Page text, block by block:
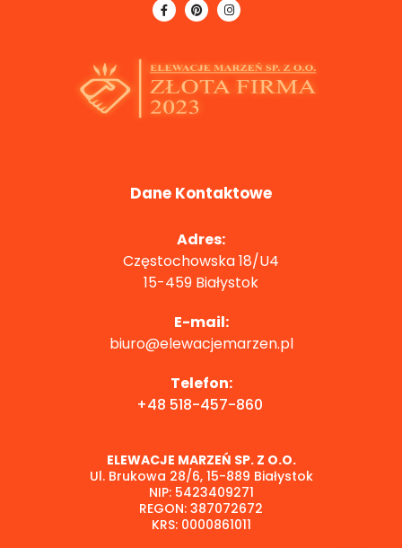
Dane Kontaktowe
Adres:
Częstochowska 18/U4
15-459 Białystok
E-mail:
biuro@elewacjemarzen.pl
Telefon:
+48 518-457-860
ELEWACJE MARZEŃ SP. Z O.O.
Ul. Brukowa 28/6, 15-889 Białystok
NIP: 5423409271
REGON: 387072672
KRS: 0000861011